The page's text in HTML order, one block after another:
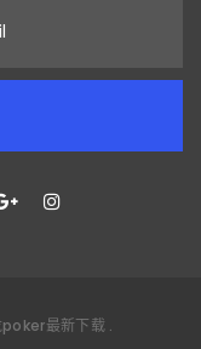
poker最新下载.